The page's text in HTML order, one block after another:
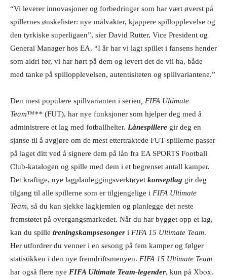
“Vi leverer innovasjoner og forbedringer som har vært øverst på
spillernes ønskelister: nye målvakter, kjappere spillopplevelse og
den tyrkiske superligaen”, sier David Rutter, Vice President og
General Manager hos EA. “I år har vi lagt spillet i fansens hender
som aldri før, vi har hørt på dem og levert det de vil ha, både
med tanke på spillopplevelsen, autentisiteten og spillvariantene.”
Den mest populære spillvarianten i serien , FIFA Ultimate
Team™** (FUT), har nye funksjoner som hjelper deg med å
administrere et lag med fotballhelter. Lånespillere gir deg en
sjanse til å avgjøre om de mest ettertraktede FUT-spillerne passer
på laget ditt ved å signere dem på lån fra EA SPORTS Football
Club-katalogen og spille med dem i et begrenset antall kamper.
Det kraftige, nye lagplanleggingsverktøyet konseptlag gir deg
tilgang til alle spillerne som er tilgjengelige i FIFA Ultimate
Team, så du kan sjekke lagkjemien og planlegge det neste
fremstøtet på overgangsmarkedet. Når du har bygget opp et lag,
kan du spille treningskampsesonger i FIFA 15 Ultimate Team.
Her utfordrer du venner i en sesong på fem kamper og følger
statistikken i den nye fremdriftsmenyen. FIFA 15 Ultimate Team
har også flere nye FIFA Ultimate Team-legender, kun på Xbox.